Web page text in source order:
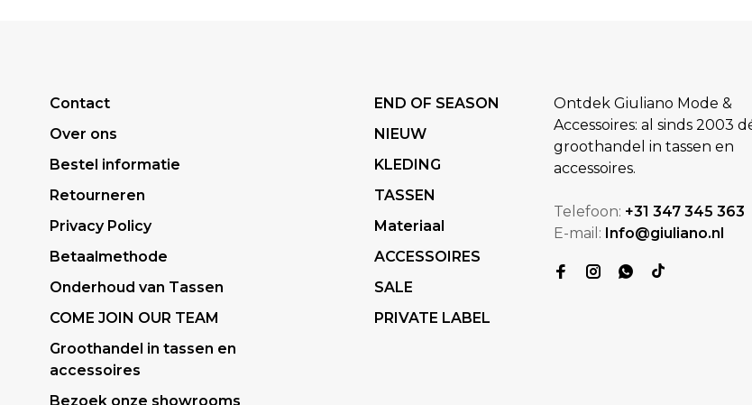
Contact
Over ons
Bestel informatie
Retourneren
Privacy Policy
Betaalmethode
Onderhoud van Tassen
COME JOIN OUR TEAM
Groothandel in tassen en
accessoires
Bezoek onze showrooms
END OF SEASON
NIEUW
KLEDING
TASSEN
Materiaal
ACCESSOIRES
SALE
PRIVATE LABEL
Ontdek Giuliano Mode &
Accessoires: al sinds 2003
groothandel in tassen en
accessoires.
Telefoon: +31 347 345 363
E-mail: Info@giuliano.nl